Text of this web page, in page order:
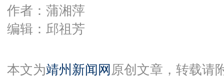
作者：蒲湘萍
编辑：邱祖芳
本文为靖州新闻网 原创文章，转载请